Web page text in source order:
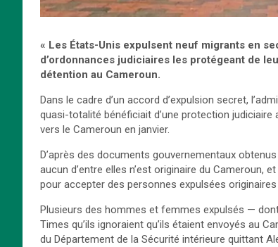
« Les États-Unis expulsent neuf migrants en
d’ordonnances judiciaires les protégeant de
détention au Cameroun.
Dans le cadre d’un accord d’expulsion secret,
quasi-totalité bénéficiait d’une protection judiciaire
vers le Cameroun en janvier.
D’après des documents gouvernementaux
aucun d’entre elles n’est originaire du Cameroun,
pour accepter des personnes expulsées originaires
Plusieurs des hommes et femmes expulsés —
Times qu’ils ignoraient qu’ils étaient envoyés au
du Département de la Sécurité intérieure quittant